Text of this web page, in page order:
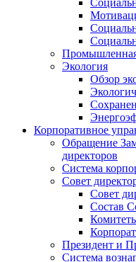
Промышленная
Экология
Обзор
Корпоративное
Обращение
директоров
Система
Совет
Совет
Состав
Президент и
Система